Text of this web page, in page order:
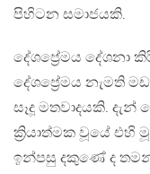
පිහිටන සමාජයකි.
දේශප්‍රේමය දේශනා
දේශප්‍රේමය නැමති
සෑදූ මතවාදයකි.
ක්‍රියාත්මක වූයේ එහි
ඉන්පසු දකුණේ ද